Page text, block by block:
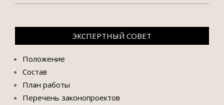
ЭКСПЕРТНЫЙ СОВЕТ
Положение
Состав
План работы
Перечень законопроектов